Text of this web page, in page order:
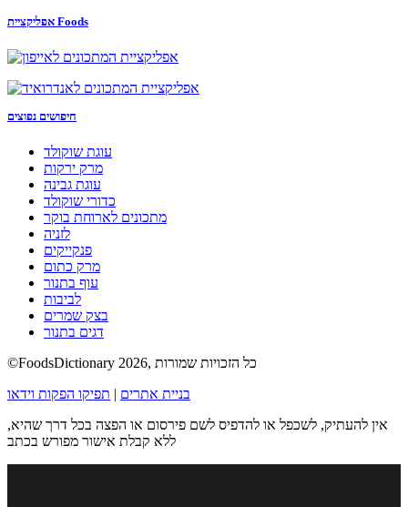
אפליקציית Foods
חיפושים נפוצים
עוגת שוקולד
מרק ירקות
עוגת גבינה
כדורי שוקולד
מתכונים לארוחת בוקר
לזניה
פנקייקים
מרק כתום
עוף בתנור
לביבות
בצק שמרים
דגים בתנור
©FoodsDictionary 2026, כל הזכויות שמורות
בניית אתרים | תפיקו הפקות וידאו
אין להעתיק, לשכפל או להדפיס לשם פירסום או הפצה בכל דרך שהיא,
ללא קבלת אישור מפורש בכתב